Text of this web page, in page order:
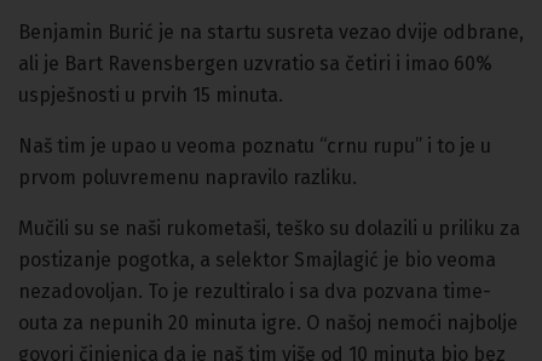
Benjamin Burić je na startu susreta vezao dvije odbrane,
ali je Bart Ravensbergen uzvratio sa četiri i imao 60%
uspješnosti u prvih 15 minuta.
Naš tim je upao u veoma poznatu “crnu rupu” i to je u
prvom poluvremenu napravilo razliku.
Mučili su se naši rukometaši, teško su dolazili u priliku za
postizanje pogotka, a selektor Smajlagić je bio veoma
nezadovoljan. To je rezultiralo i sa dva pozvana time-
outa za nepunih 20 minuta igre. O našoj nemoći najbolje
govori činjenica da je naš tim više od 10 minuta bio bez